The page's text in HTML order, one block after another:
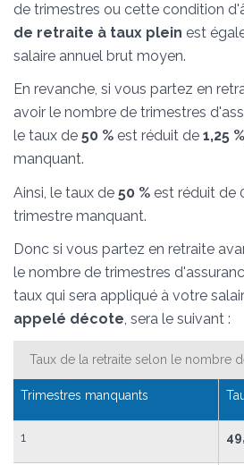
de trimestres ou cette condition
de retraite à taux plein est
salaire annuel brut moyen.
En revanche, si vous partez en
avoir le nombre de trimestres
le taux de 50 % est réduit de 1,25 %
manquant.
Ainsi, le taux de 50 % est réduit de
trimestre manquant.
Donc si vous partez en retraite
le nombre de trimestres
taux qui sera appliqué à votre
appelé décote , sera le suivant :
Taux de la retraite selon le nombre
Trimestres manquants
1